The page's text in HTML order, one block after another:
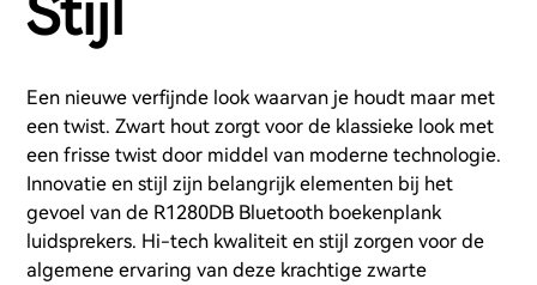
Stijl
Een nieuwe verfijnde look waarvan je houdt maar met
een twist. Zwart hout zorgt voor de klassieke look met
een frisse twist door middel van moderne technologie.
Innovatie en stijl zijn belangrijk elementen bij het
gevoel van de R1280DB Bluetooth boekenplank
luidsprekers. Hi-tech kwaliteit en stijl zorgen voor de
algemene ervaring van deze krachtige zwarte